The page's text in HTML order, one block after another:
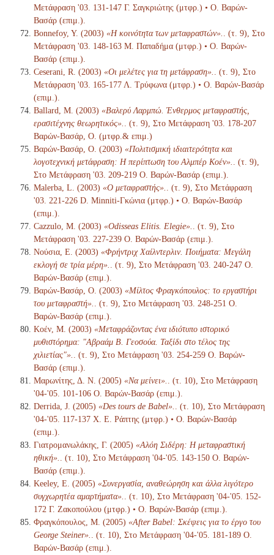
Μετάφραση '03. 131-147 Γ. Σαγκριώτης (μτφρ.) • Ο. Βαρών-
Βασάρ (επιμ.).
Bonnefoy, Y. (2003) «Η κοινότητα των μεταφραστών».
. (τ. 9), Στο
Μετάφραση '03. 148-163 Μ. Παπαδήμα (μτφρ.) • Ο. Βαρών-
Βασάρ (επιμ.).
Ceserani, R. (2003) «Οι μελέτες για τη μετάφραση».
. (τ. 9), Στο
Μετάφραση '03. 165-177 Λ. Τρύφωνα (μτφρ.) • Ο. Βαρών-Βασάρ
(επιμ.).
Ballard, M. (2003) «Βαλερύ Λαρμπώ. Ένθερμος μεταφραστής,
ερασιτέχνης θεωρητικός».
. (τ. 9), Στο Μετάφραση '03. 178-207
Βαρών-Βασάρ, Ο. (μτφρ.& επιμ.)
Βαρών-Βασάρ, Ο. (2003) «Πολιτισμική ιδιαιτερότητα και
λογοτεχνική μετάφραση: Η περίπτωση του Αλμπέρ Κοέν».
. (τ. 9),
Στο Μετάφραση '03. 209-219 Ο. Βαρών-Βασάρ (επιμ.).
Malerba, L. (2003) «Ο μεταφραστής».
. (τ. 9), Στο Μετάφραση
'03. 221-226 D. Minniti-Γκώνια (μτφρ.) • Ο. Βαρών-Βασάρ
(επιμ.).
Cazzulo, M. (2003) «Odisseas Elitis. Elegie».
. (τ. 9), Στο
Μετάφραση '03. 227-239 Ο. Βαρών-Βασάρ (επιμ.).
Νούσια, Ε. (2003) «Φρήντριχ Χαίλντερλιν. Ποιήματα: Μεγάλη
εκλογή σε τρία μέρη».
. (τ. 9), Στο Μετάφραση '03. 240-247 Ο.
Βαρών-Βασάρ (επιμ.).
Βαρών-Βασάρ, Ο. (2003) «Μίλτος Φραγκόπουλος: το εργαστήρι
του μεταφραστή».
. (τ. 9), Στο Μετάφραση '03. 248-251 Ο.
Βαρών-Βασάρ (επιμ.).
Κοέν, Μ. (2003) «Μεταφράζοντας ένα ιδιότυπο ιστορικό
μυθιστόρημα: "Αβραάμ Β. Γεοσούα. Ταξίδι στο τέλος της
χιλιετίας"».
. (τ. 9), Στο Μετάφραση '03. 254-259 Ο. Βαρών-
Βασάρ (επιμ.).
Μαρωνίτης, Δ. Ν. (2005) «Να μείνει».
. (τ. 10), Στο Μετάφραση
'04-'05. 101-106 Ο. Βαρών-Βασάρ (επιμ.).
Derrida, J. (2005) «Des tours de Babel».
. (τ. 10), Στο Μετάφραση
'04-'05. 117-137 Χ. Ε. Ράπτης (μτφρ.) • Ο. Βαρών-Βασάρ
(επιμ.).
Γιατρομανωλάκης, Γ. (2005) «Αλόη Σιδέρη: Η μεταφραστική
ηθική».
. (τ. 10), Στο Μετάφραση '04-'05. 143-150 Ο. Βαρών-
Βασάρ (επιμ.).
Keeley, E. (2005) «Συνεργασία, αναθεώρηση και άλλα λιγότερο
συγχωρητέα αμαρτήματα».
. (τ. 10), Στο Μετάφραση '04-'05. 152-
172 Γ. Ζακοπούλου (μτφρ.) • Ο. Βαρών-Βασάρ (επιμ.).
Φραγκόπουλος, Μ. (2005) «After Babel: Σκέψεις για το έργο του
George Steiner».
. (τ. 10), Στο Μετάφραση '04-'05. 181-189 Ο.
Βαρών-Βασάρ (επιμ.).